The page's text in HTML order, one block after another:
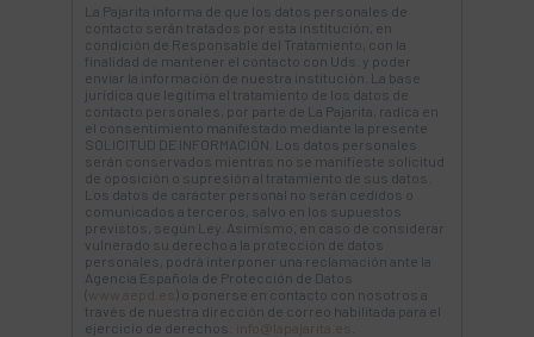
La Pajarita informa de que los datos personales de
contacto serán tratados por esta institución, en
condición de Responsable del Tratamiento, con la
finalidad de mantener el contacto con Uds. y poder
enviar la información de nuestra institución. La base
jurídica que legitima el tratamiento de los datos de
contacto personales, por parte de La Pajarita, radica en
el consentimiento manifestado mediante la presente
SOLICITUD DE INFORMACIÓN. Los datos personales
serán conservados mientras no se manifieste solicitud
de oposición o supresión al tratamiento de sus datos.
Los datos de carácter personal no serán cedidos o
comunicados a terceros, salvo en los supuestos
previstos, según Ley. Asimismo, en caso de considerar
vulnerado su derecho a la protección de datos
personales, podrá interponer una reclamación ante la
Agencia Española de Protección de Datos
(
) o ponerse en contacto con nosotros a
través de nuestra dirección de correo habilitada para el
ejercicio de derechos: